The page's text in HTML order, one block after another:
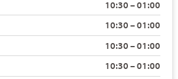
10:30 – 01:00
10:30 – 01:00
10:30 – 01:00
10:30 – 01:00